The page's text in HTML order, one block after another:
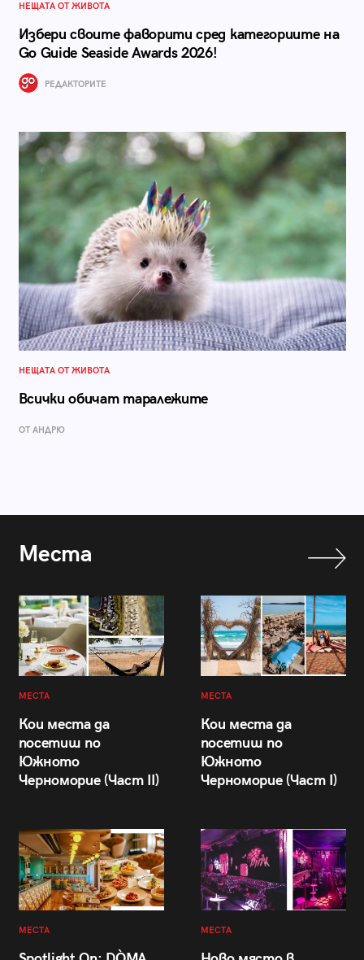
НЕЩАТА ОТ ЖИВОТА
Избери своите фаворити сред категориите на
Go Guide Seaside Awards 2026!
РЕДАКТОРИТЕ
НЕЩАТА ОТ ЖИВОТА
Всички обичат таралежите
ОТ АНДРЮ
Места
МЕСТА
Кои места да
посетиш по
Южното
Черноморие (Част II)
МЕСТА
Кои места да
посетиш по
Южното
Черноморие (Част I)
МЕСТА МЕСТА